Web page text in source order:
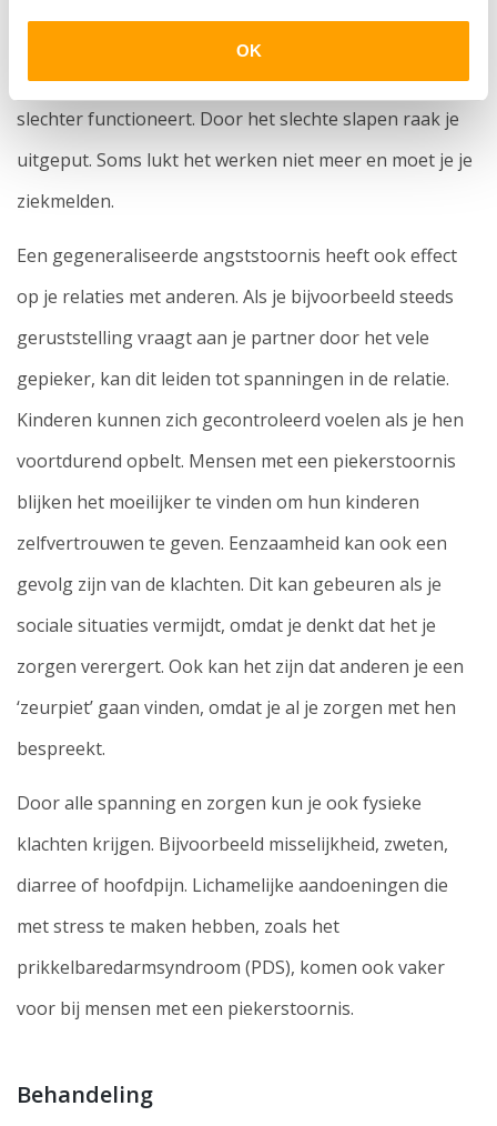
OK
en concentratieproblemen zorgen ervoor dat je
slechter functioneert. Door het slechte slapen raak je
uitgeput. Soms lukt het werken niet meer en moet je je
ziekmelden.
Een gegeneraliseerde angststoornis heeft ook effect
op je relaties met anderen. Als je bijvoorbeeld steeds
geruststelling vraagt aan je partner door het vele
gepieker, kan dit leiden tot spanningen in de relatie.
Kinderen kunnen zich gecontroleerd voelen als je hen
voortdurend opbelt. Mensen met een piekerstoornis
blijken het moeilijker te vinden om hun kinderen
zelfvertrouwen te geven. Eenzaamheid kan ook een
gevolg zijn van de klachten. Dit kan gebeuren als je
sociale situaties vermijdt, omdat je denkt dat het je
zorgen verergert. Ook kan het zijn dat anderen je een
‘zeurpiet’ gaan vinden, omdat je al je zorgen met hen
bespreekt.
Door alle spanning en zorgen kun je ook fysieke
klachten krijgen. Bijvoorbeeld misselijkheid, zweten,
diarree of hoofdpijn. Lichamelijke aandoeningen die
met stress te maken hebben, zoals het
prikkelbaredarmsyndroom (PDS), komen ook vaker
voor bij mensen met een piekerstoornis.
Behandeling